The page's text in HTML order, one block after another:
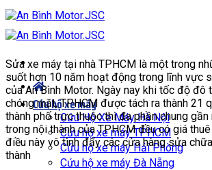
Bỏ
qua
nội
Cứu hộ xe máy
Cứu Hộ Xe Máy Hà Nội
Cứu hộ xe máy TPHCM
Cứu hộ xe máy Hải Phòng
Cứu hộ xe máy Đà Nẵng
Sửa xe máy tại nhà TPHCM là một trong
suốt hơn 10 năm hoạt động trong lĩnh vực
của An Bình Motor. Ngày nay khi tốc độ đô
chóng mặt, TPHCM được tách ra thành 21
thành phố trực thuộc thì đa phần chung
trong nội thành của TPHCM đều có giá
điều này vô tình đẩy các cửa hàng sửa
thành